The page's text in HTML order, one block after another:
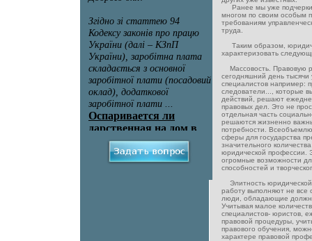
Ранее мы уже
многом по своим особым
требованиям
труда.
Таким образом,
характеризовать
Массовость. Правовую
сегодняшний день
специалистов например:
следователи..., которые
действий, решают
правовых дел. Это не
отдельная часть
решаются жизненно
потребности.
сферы для государства
значительного
юридической профессии.
огромные возможности
способностей и
Элитность
работу выполняют не
люди, обладающие
Учитывая малое
специалистов- юристов,
правовой процедуры,
правового обучения,
характере правовой